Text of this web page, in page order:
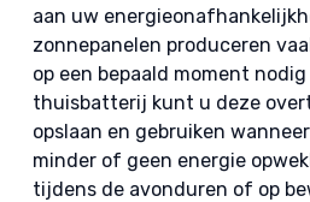
aan uw
zonnepanelen produceren
op een bepaald moment
thuisbatterij kunt u deze
opslaan en gebruiken
minder of geen energie
tijdens de avonduren of op